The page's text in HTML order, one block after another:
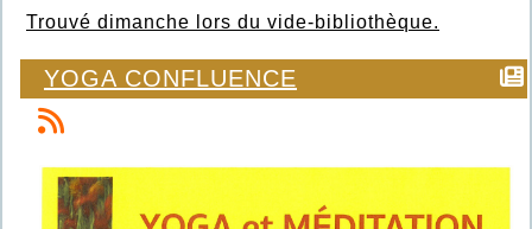
Trouvé dimanche lors du vide-bibliothèque.
YOGA CONFLUENCE